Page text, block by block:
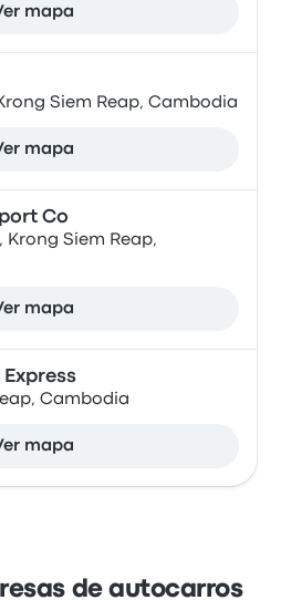
mapa
Siem Reap, Cambodia
mapa
Co
Siem Reap,
mapa
Express
Cambodia
mapa
de autocarros